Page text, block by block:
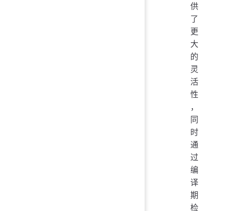
供
了
更
大
的
灵
活
性
，
同
时
通
过
编
译
期
检